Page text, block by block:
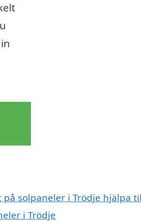
solpaneler i Trödje hjälpa
i Trödje